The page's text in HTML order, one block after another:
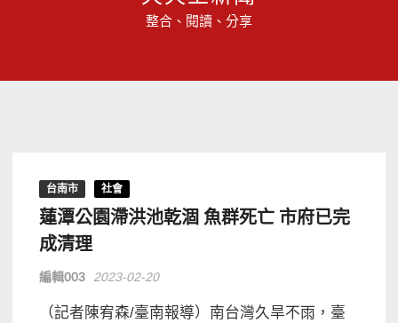
整合、閱讀、分享
台南市 社會
蓮潭公園滯洪池乾涸 魚群死亡 市府已完
成清理
編輯003 2023-02-20
（記者陳宥森/臺南報導）南台灣久旱不雨，臺